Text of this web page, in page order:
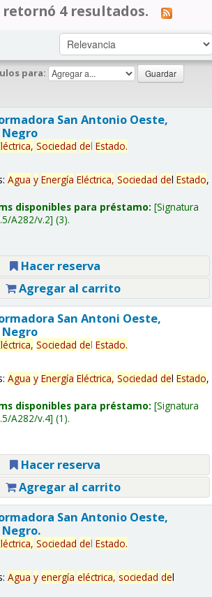
retornó 4 resultados.
para:
San Antonio Oeste,
Sociedad del Estado.
Agua y Energía Eléctrica, Sociedad del Estado,
disponibles para préstamo: Signatura
A282/v.2 (3).
Hacer reserva
Agregar al carrito
San Antoni Oeste,
Sociedad del Estado.
Agua y Energía Eléctrica, Sociedad del Estado,
disponibles para préstamo: Signatura
A282/v.4 (1).
Hacer reserva
Agregar al carrito
San Antonio Oeste,
Sociedad del Estado.
Agua y energía eléctrica, sociedad del